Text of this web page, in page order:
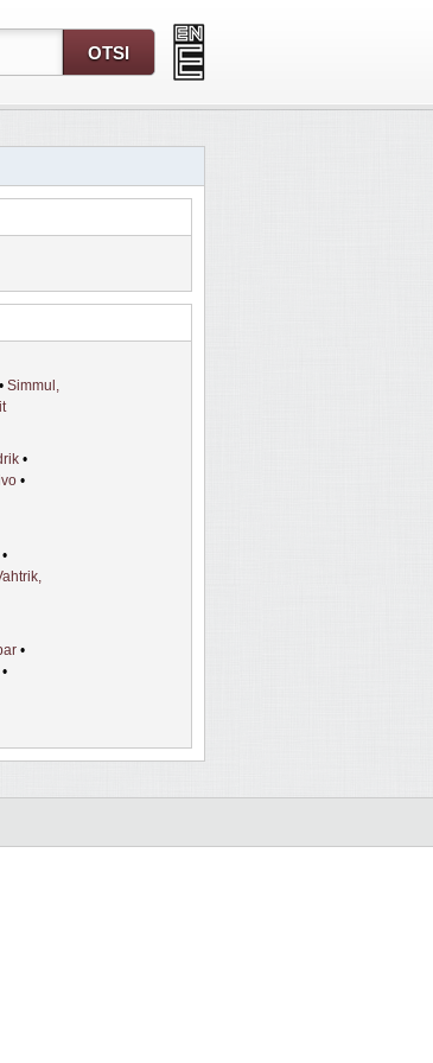
• Simmul,
•
•
•
•
•